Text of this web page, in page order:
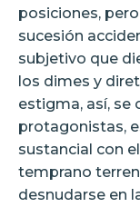
posiciones,
sucesión
subjetivo que
los dimes y
estigma, así, se
protagonistas,
sustancial con
temprano
desnudarse en